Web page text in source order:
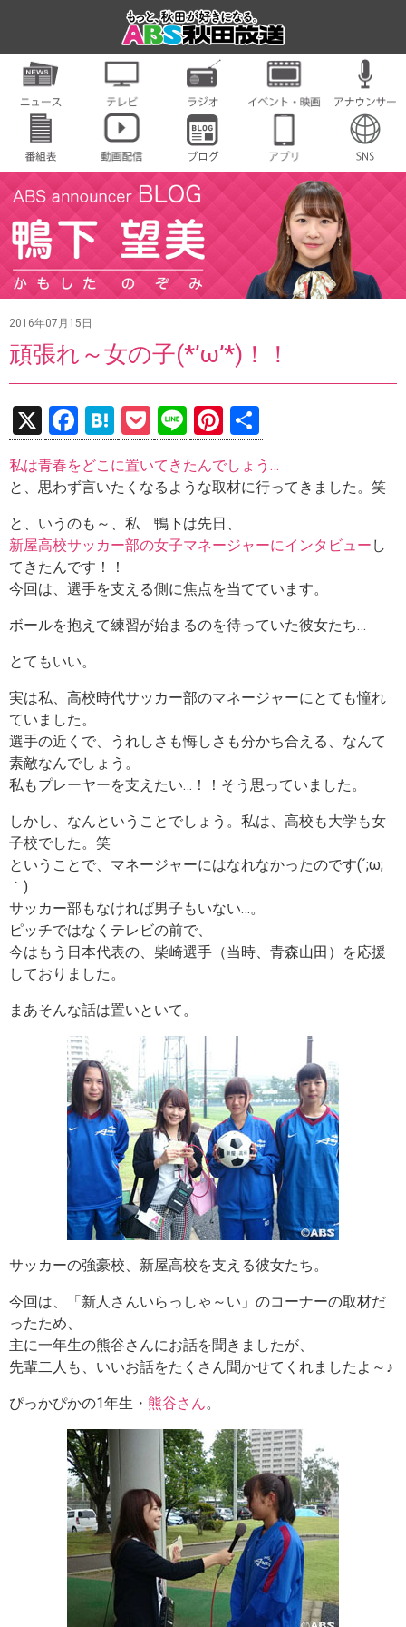
2016年07月15日
頑張れ～女の子(*’ω’*)！！
X
F
a
ce
o
o
k
H
at
e
n
a
P
o
ck
et
Li
n
e
Pi
nt
er
es
t
有
私は青春をどこに置いてきたんでしょう…
と、思わず言いたくなるような取材に行ってきました。笑
と、いうのも～、私 鴨下は先日、
新屋高校サッカー部の女子マネージャーにインタビュー し
てきたんです！！
今回は、選手を支える側に焦点を当てています。
ボールを抱えて練習が始まるのを待っていた彼女たち…
とてもいい。
実は私、高校時代サッカー部のマネージャーにとても憧れ
ていました。
選手の近くで、うれしさも悔しさも分かち合える、なんて
素敵なんでしょう。
私もプレーヤーを支えたい…！！そう思っていました。
しかし、なんということでしょう。私は、高校も大学も女
子校でした。笑
ということで、マネージャーにはなれなかったのです(´;ω;
｀)
サッカー部もなければ男子もいない…。
ピッチではなくテレビの前で、
今はもう日本代表の、柴崎選手（当時、青森山田）を応援
しておりました。
まあそんな話は置いといて。
サッカーの強豪校、新屋高校を支える彼女たち。
今回は、「新人さんいらっしゃ～い」のコーナーの取材だ
ったため、
主に一年生の熊谷さんにお話を聞きましたが、
先輩二人も、いいお話をたくさん聞かせてくれましたよ～♪
ぴっかぴかの1年生・ 熊谷さん。